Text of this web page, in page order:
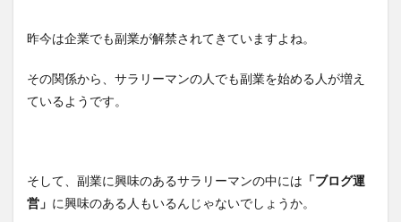
昨今は企業でも副業が解禁されてきていますよね。
その関係から、サラリーマンの人でも副業を始める人が増え
ているようです。
そして、副業に興味のあるサラリーマンの中には 「ブログ運
営」 に興味のある人もいるんじゃないでしょうか。